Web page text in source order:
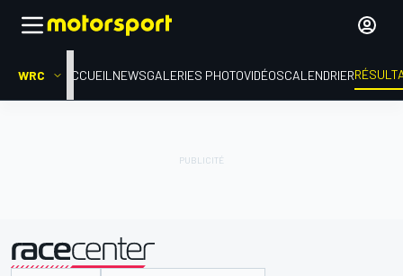
WRC ACCUEIL NEWSGALERIES PHOTOVIDÉOSCALENDRIER